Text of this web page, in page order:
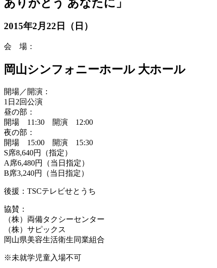
ありがとう あなたに」
2015年2月22日（日）
会 場：
岡山シンフォニーホール 大ホール
開場／開演：
1日2回公演
昼の部：
開場 11:30 開演 12:00
夜の部：
開場 15:00 開演 15:30
S席8,640円（指定）
A席6,480円（当日指定）
B席3,240円（当日指定）
後援：TSCテレビせとうち
協賛：
（株）両備タクシーセンター
（株）サピックス
岡山県美容生活衛生同業組合
※未就学児童入場不可